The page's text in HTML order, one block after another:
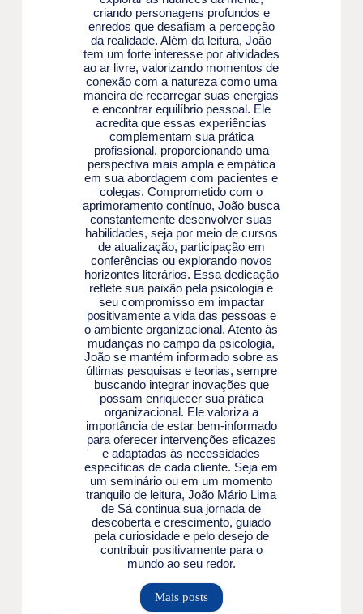
criando personagens profundos e
enredos que desafiam a percepção
da realidade. Além da leitura, João
tem um forte interesse por atividades
ao ar livre, valorizando momentos de
conexão com a natureza como uma
maneira de recarregar suas energias
e encontrar equilíbrio pessoal. Ele
acredita que essas experiências
complementam sua prática
profissional, proporcionando uma
perspectiva mais ampla e empática
em sua abordagem com pacientes e
colegas. Comprometido com o
aprimoramento contínuo, João busca
constantemente desenvolver suas
habilidades, seja por meio de cursos
de atualização, participação em
conferências ou explorando novos
horizontes literários. Essa dedicação
reflete sua paixão pela psicologia e
seu compromisso em impactar
positivamente a vida das pessoas e
o ambiente organizacional. Atento às
mudanças no campo da psicologia,
João se mantém informado sobre as
últimas pesquisas e teorias, sempre
buscando integrar inovações que
possam enriquecer sua prática
organizacional. Ele valoriza a
importância de estar bem-informado
para oferecer intervenções eficazes
e adaptadas às necessidades
específicas de cada cliente. Seja em
um seminário ou em um momento
tranquilo de leitura, João Mário Lima
de Sá continua sua jornada de
descoberta e crescimento, guiado
pela curiosidade e pelo desejo de
contribuir positivamente para o
mundo ao seu redor.
Mais posts